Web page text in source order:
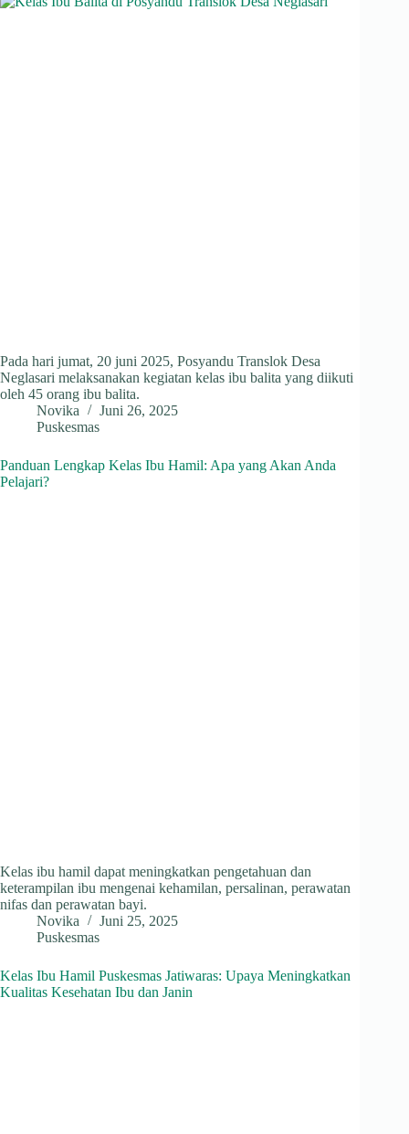
Pada hari jumat, 20 juni 2025, Posyandu Translok Desa
Neglasari melaksanakan kegiatan kelas ibu balita yang diikuti
oleh 45 orang ibu balita.
Novika
Juni 26, 2025
Puskesmas
Panduan Lengkap Kelas Ibu Hamil: Apa yang Akan Anda
Pelajari?
Kelas ibu hamil dapat meningkatkan pengetahuan dan
keterampilan ibu mengenai kehamilan, persalinan, perawatan
nifas dan perawatan bayi.
Novika
Juni 25, 2025
Puskesmas
Kelas Ibu Hamil Puskesmas Jatiwaras: Upaya Meningkatkan
Kualitas Kesehatan Ibu dan Janin